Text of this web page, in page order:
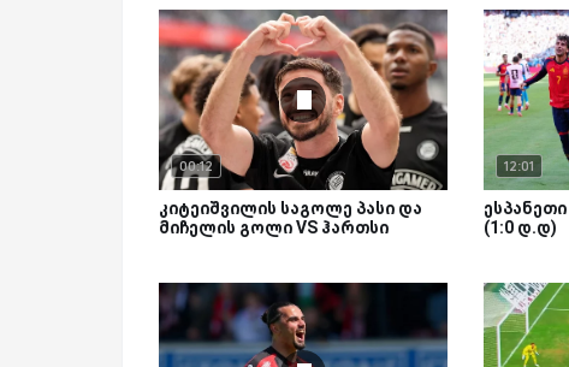
00:12
კიტეიშვილის საგოლე პასი და
მიჩელის გოლი VS ჰართსი
12:01
(1:0 დ.დ)